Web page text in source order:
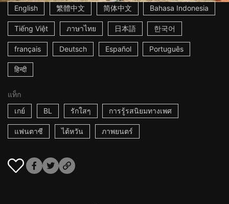
English
繁體中文 简体中文 Bahasa Indonesia
Tiếng Việt ภาษาไทย 日本語 한국어
français Deutsch Español Português
हिन्दी
แท็ก
เกย์
BL รักใสๆ การรู้รสนิยมทางเพศ
แฟนตาซี ไต้หวัน ภาพยนตร์